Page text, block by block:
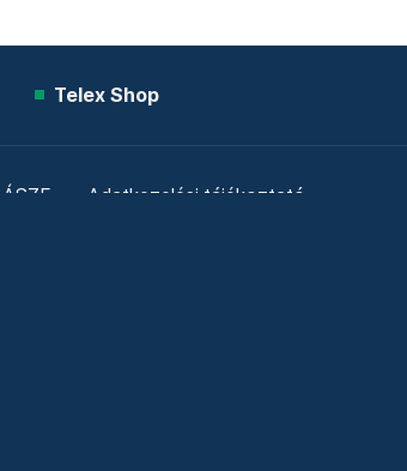
Telex Shop
ÁSZF Adatkezelési tájékoztató